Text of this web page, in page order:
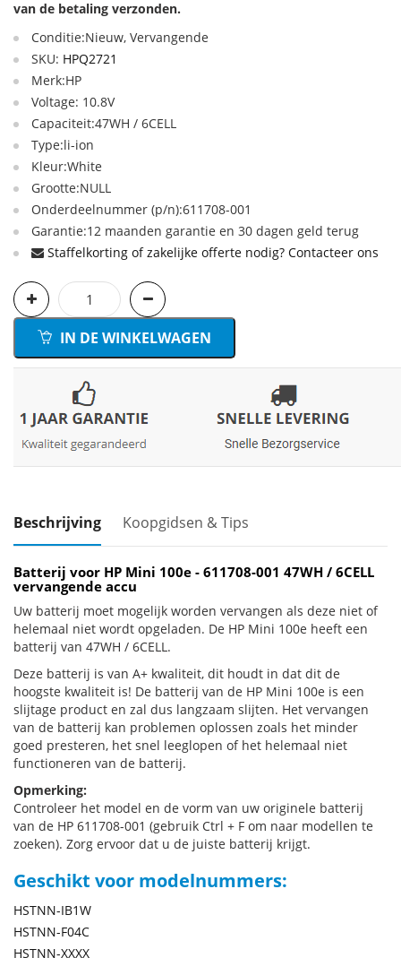
van de betaling verzonden.
Conditie:Nieuw, Vervangende
SKU: HPQ2721
Merk:HP
Voltage: 10.8V
Capaciteit:47WH / 6CELL
Type:li-ion
Kleur:White
Grootte:NULL
Onderdeelnummer (p/n):611708-001
Garantie:12 maanden garantie en 30 dagen geld terug
Staffelkorting of zakelijke offerte nodig? Contacteer ons
IN DE WINKELWAGEN
Beschrijving Koopgidsen & Tips
Batterij voor HP Mini 100e - 611708-001 47WH / 6CELL
vervangende accu
Uw batterij moet mogelijk worden vervangen als deze niet of
helemaal niet wordt opgeladen. De HP Mini 100e heeft een
batterij van 47WH / 6CELL.
Deze batterij is van A+ kwaliteit, dit houdt in dat dit de
hoogste kwaliteit is! De batterij van de HP Mini 100e is een
slijtage product en zal dus langzaam slijten. Het vervangen
van de batterij kan problemen oplossen zoals het minder
goed presteren, het snel leeglopen of het helemaal niet
functioneren van de batterij.
Opmerking:
Controleer het model en de vorm van uw originele batterij
van de HP 611708-001 (gebruik Ctrl + F om naar modellen te
zoeken). Zorg ervoor dat u de juiste batterij krijgt.
Geschikt voor modelnummers:
HSTNN-IB1W
HSTNN-F04C
HSTNN-XXXX